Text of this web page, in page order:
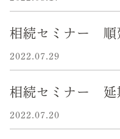
相続セミナー 順
2022.07.29
相続セミナー 延
2022.07.20